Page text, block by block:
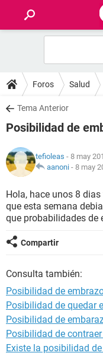
FOROS
SALUD
NUTRICIÓN
BIENESTAR
Foros Salud
Tema Anterior
Posibilidad de
tefioleas - 8 may
aanoni - 8 may
Hola, hace unos 8
que esta semana
que probabilidades de
Compartir
Consulta también:
Posibilidad de
Posibilidad de quedar
Posibilidad de
Posibilidad de
Existe la posibilidad